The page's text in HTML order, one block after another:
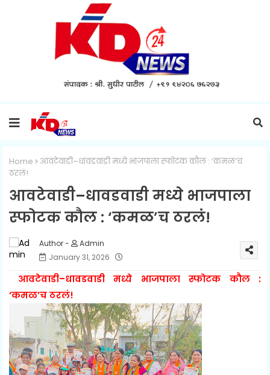
Home
आवटेवाडी–धावडवाडी मध्ये भाजपाला स्फोटक कौल : ‘कमळ’च
ठरलं!
आवटेवाडी–धावडवाडी मध्ये भाजपाला
स्फोटक कौल : ‘कमळ’च ठरलं!
Admin
January 31, 2026
आवटेवाडी–धावडवाडी मध्ये भाजपाला स्फोटक कौल :
‘कमळ’च ठरलं!